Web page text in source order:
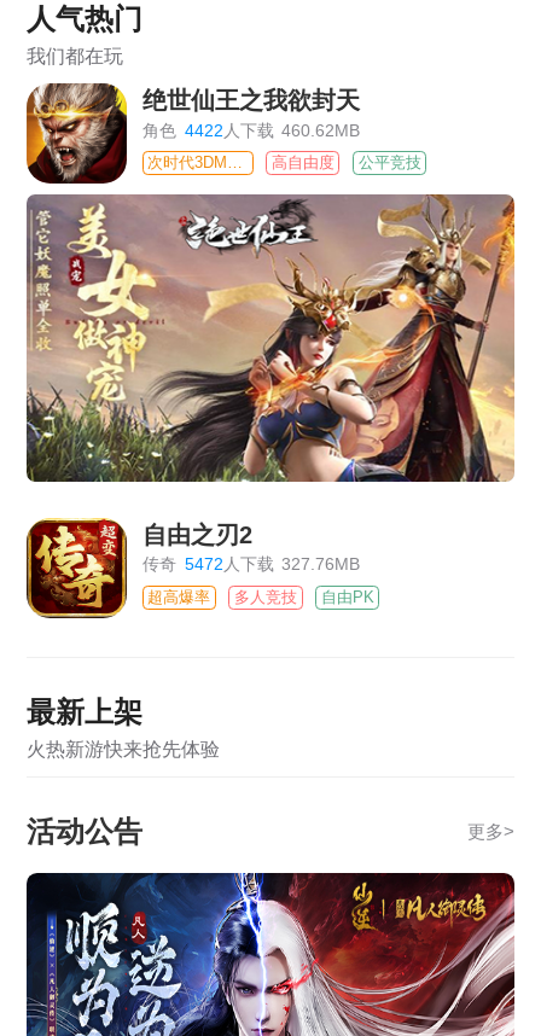
人气热门
我们都在玩
绝世仙王之我欲封天
角色 4422 人下载 460.62MB
高自由度 公平竞技
自由之刃2
传奇 5472人下载 327.76MB
超高爆率 多人竞技 自由PK
最新上架
火热新游快来抢先体验
活动公告 更多>